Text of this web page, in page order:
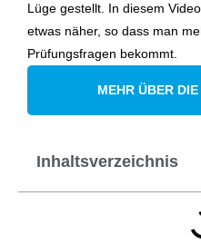
Lüge gestellt. In diesem
etwas näher, so dass man
Prüfungsfragen bekommt.
MEHR ÜBER
Inhaltsverzeichnis